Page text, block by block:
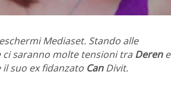
Mediaset. Stando alle
ci saranno molte tensioni tra Derene
suo ex fidanzato CanDivit.